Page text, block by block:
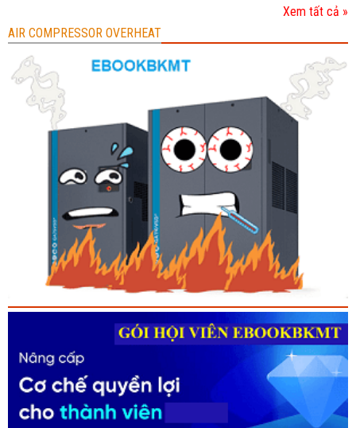
Xem tất cả »
AIR COMPRESSOR OVERHEAT